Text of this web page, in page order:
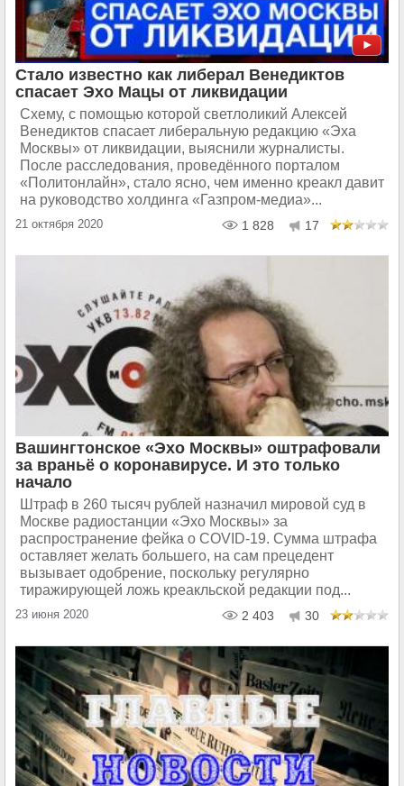
Стало известно как либерал Венедиктов
спасает Эхо Мацы от ликвидации
Схему, с помощью которой светлоликий Алексей
Венедиктов спасает либеральную редакцию «Эха
Москвы» от ликвидации, выяснили журналисты.
После расследования, проведённого порталом
«Политонлайн», стало ясно, чем именно креакл давит
на руководство холдинга «Газпром-медиа»...
21 октября 2020 1 828 17
Вашингтонское «Эхо Москвы» оштрафовали
за враньё о коронавирусе. И это только
начало
Штраф в 260 тысяч рублей назначил мировой суд в
Москве радиостанции «Эхо Москвы» за
распространение фейка о COVID-19. Сумма штрафа
оставляет желать большего, на сам прецедент
вызывает одобрение, поскольку регулярно
тиражирующей ложь креакльской редакции под...
23 июня 2020 2 403 30